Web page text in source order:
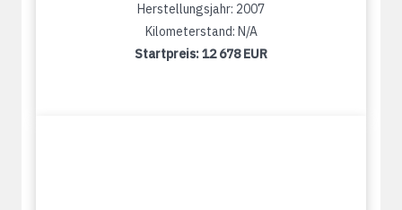
Herstellungsjahr: 2007
Kilometerstand: N/A
Startpreis:12 678 EUR